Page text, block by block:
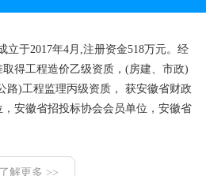
立于2017年4月,注册资金518万元。经
得工程造价乙级资质，(房建、市政)
路)工程监理丙级资质， 获安徽省财政
安徽省招投标协会会员单位，安徽省
了解更多 >>